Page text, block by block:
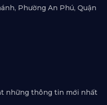
Phường An Phú, Quận
những thông tin mới nhất